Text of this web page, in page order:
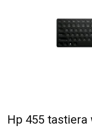
Hp 455 tastiera